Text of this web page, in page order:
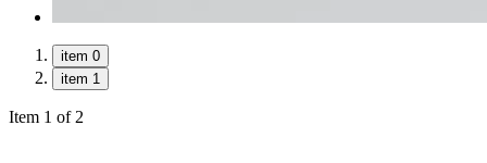
item 0
item 1
Item 1 of 2